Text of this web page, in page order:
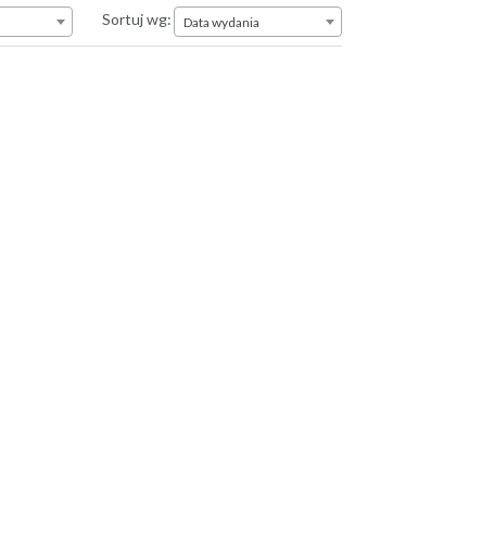
Sortuj wg:Data wydania
Data wydania